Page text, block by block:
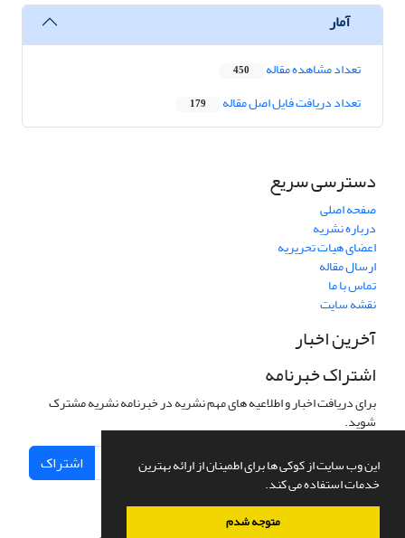
این وب سایت از کوکی ها برای اطمینان از ارائه بهترین
خدمات استفاده می کند.
متوجه شدم
آمار
تعداد مشاهده مقاله 450
تعداد دریافت فایل اصل مقاله 179
دسترسی سریع
صفحه اصلی
درباره نشریه
اعضای هیات تحریریه
ارسال مقاله
تماس با ما
نقشه سایت
آخرین اخبار
اشتراک خبرنامه
برای دریافت اخبار و اطلاعیه های مهم نشریه در خبرنامه نشریه مشترک
شوید.
اشتراک